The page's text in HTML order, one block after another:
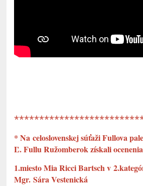
* Na celoslovenskej súťaži Fullova
Ľ. Fullu Ružomberok získali
1.miesto Mia Ricci Bartsch v
Mgr. Sára Vestenická